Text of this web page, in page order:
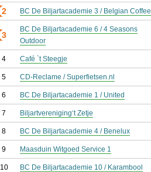
2 BC De Biljartacademie 3 / Belgian Coffee
3
BC De Biljartacademie 6 / 4 Seasons
Outdoor
4 Café `t Steegje
5 CD-Reclame / Superfietsen.nl
6 BC De Biljartacademie 1 / United
7 Biljartvereniging‘t Zetje
8 BC De Biljartacademie 4 / Benelux
9 Maasduin Witgoed Service 1
10 BC De Biljartacademie 10 / Karambool